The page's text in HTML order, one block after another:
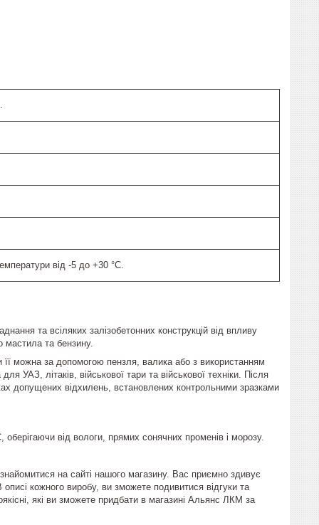
від -5 до +30 °C.
та всіляких залізобетонних конструкцій від впливу
мастила та бензину.
можна за допомогою пензля, валика або з використанням
УАЗ, літаків, військової тари та військової техніки. Після
допущених відхилень, встановлених контрольними зразками
від вологи, прямих сонячних променів і морозу.
на сайті нашого магазину. Вас приємно здивує
кожного виробу, ви зможете подивитися відгуки та
які ви зможете придбати в магазині Альянс ЛКМ за